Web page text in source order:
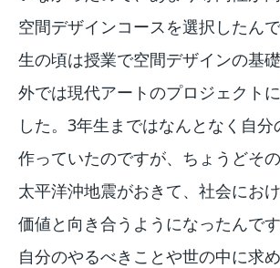
空間デザインコースを選択したん
生の頃は授業で空間デザインの基
外では現代アートのプロジェクト
した。3年生まではなんとなく自分
作っていたのですが、ちょうどそ
太平洋沖地震がおきて、社会にお
価値と向き合うようになったんです
自分のやるべきことや世の中に求